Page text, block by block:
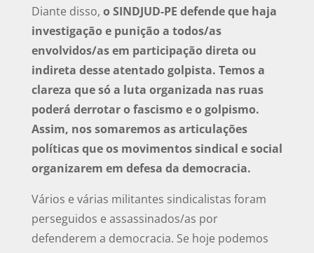
Diante disso, o SINDJUD-PE defende que haja
investigação e punição a todos/as
envolvidos/as em participação direta ou
indireta desse atentado golpista. Temos a
clareza que só a luta organizada nas ruas
poderá derrotar o fascismo e o golpismo.
Assim, nos somaremos as articulações
políticas que os movimentos sindical e social
organizarem em defesa da democracia.
Vários e várias militantes sindicalistas foram
perseguidos e assassinados/as por
defenderem a democracia. Se hoje podemos